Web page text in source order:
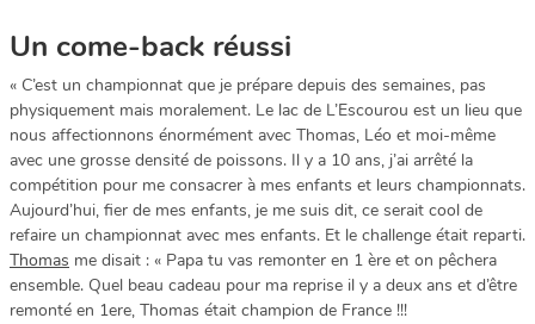
Un come-back réussi
« C’est un championnat que je prépare depuis des semaines, pas
physiquement mais moralement. Le lac de L’Escourou est un lieu que
nous affectionnons énormément avec Thomas, Léo et moi-même
avec une grosse densité de poissons. Il y a 10 ans, j’ai arrêté la
compétition pour me consacrer à mes enfants et leurs championnats.
Aujourd’hui, fier de mes enfants, je me suis dit, ce serait cool de
refaire un championnat avec mes enfants. Et le challenge était reparti.
Thomas me disait : « Papa tu vas remonter en 1 ère et on pêchera
ensemble. Quel beau cadeau pour ma reprise il y a deux ans et d’être
remonté en 1ere, Thomas était champion de France !!!